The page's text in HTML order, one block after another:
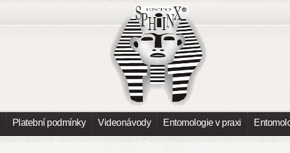
Platební podmínky Videonávody Entomologie v praxi